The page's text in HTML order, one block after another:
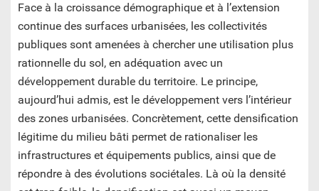
Face à la croissance démographique et à l’extension
continue des surfaces urbanisées, les collectivités
publiques sont amenées à chercher une utilisation plus
rationnelle du sol, en adéquation avec un
développement durable du territoire. Le principe,
aujourd’hui admis, est le développement vers l’intérieur
des zones urbanisées. Concrètement, cette densification
légitime du milieu bâti permet de rationaliser les
infrastructures et équipements publics, ainsi que de
répondre à des évolutions sociétales. Là où la densité